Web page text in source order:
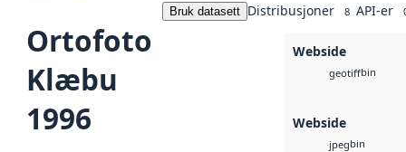
Ortofoto
Klæbu
1996
Bruk datasett Distribusjoner 8 API-er
Webside
geotiffbin
Webside
jpegbin